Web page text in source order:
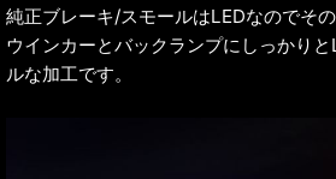
純正ブレーキ/スモールはLEDなのでその
ウインカーとバックランプにしっかり
ルな加工です。